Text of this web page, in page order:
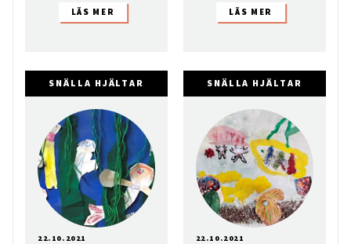
SNÄLLA HJÄLTAR
22.10.2021
SNÄLLA HJÄLTAR
22.10.2021